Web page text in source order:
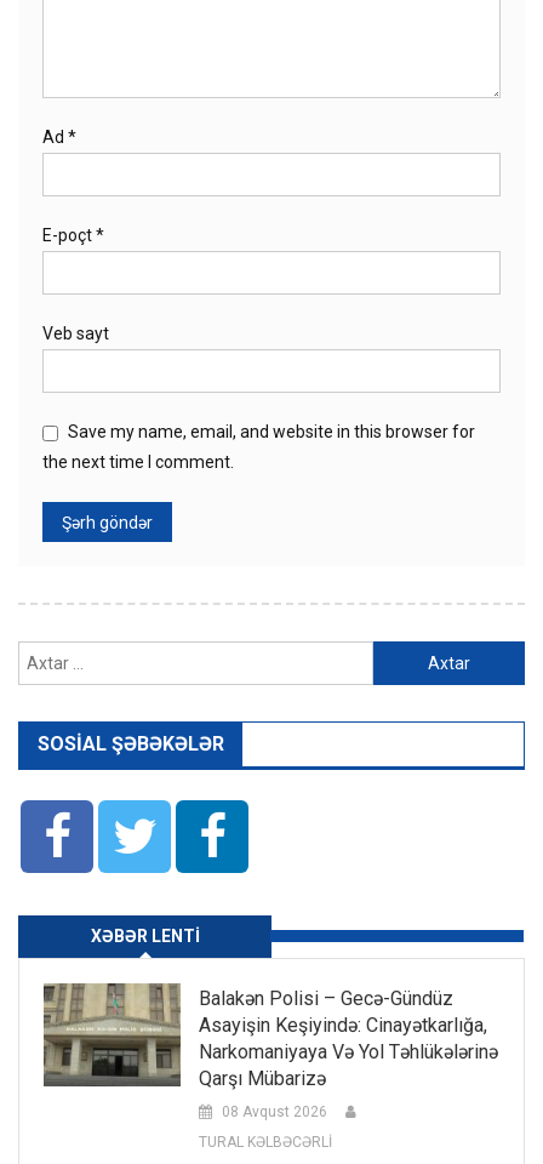
Ad *
E-poçt*
Veb sayt
Save my name, email, and website in this browser for
the next time I comment.
SOSIAL ŞƏBƏKƏLƏR
XƏBƏR LENTI
Balakən Polisi – Gecə-Gündüz
Asayişin Keşiyində: Cinayətkarlığa,
Narkomaniyaya Və Yol Təhlükələrinə
Qarşı Mübarizə
08 Avqust 2026
TURAL KƏLBƏCƏRLİ